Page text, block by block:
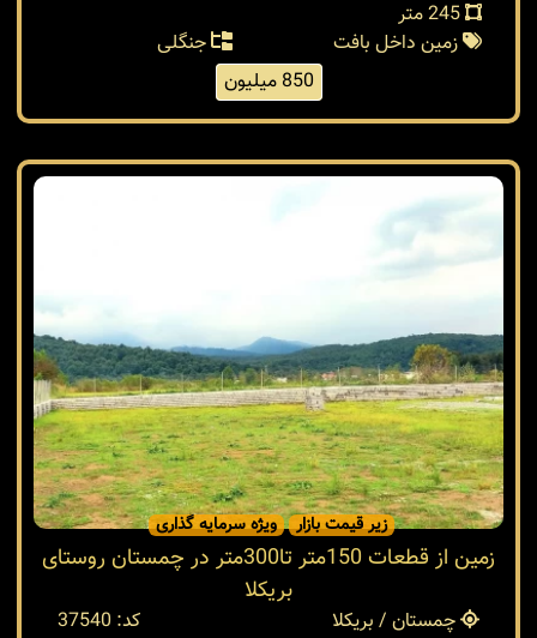
زمین داخل بافت
جنگلی
850 میلیون
زیر قیمت بازار ویژه سرمایه گذاری
زمین از قطعات 150متر تا300متر در چمستان روستای
بریکلا
چمستان / بریکلا
کد: 37540